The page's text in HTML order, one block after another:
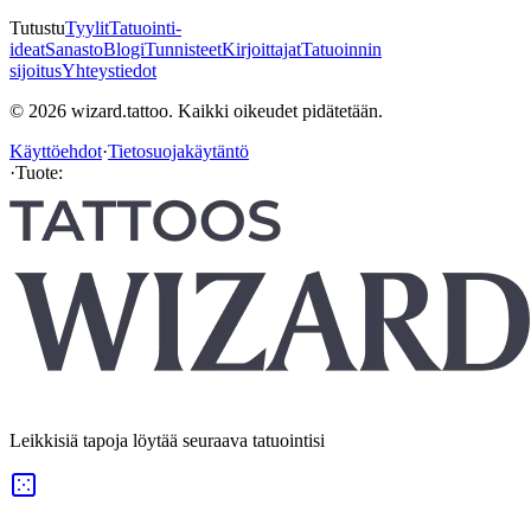
TutustuTyylitTatuointi-
ideatSanastoBlogiTunnisteetKirjoittajatTatuoinnin
sijoitusYhteystiedot
© 2026 wizard.tattoo. Kaikki oikeudet pidätetään.
Käyttöehdot·Tietosuojakäytäntö
·Tuote:
Leikkisiä tapoja löytää seuraava tatuointisi